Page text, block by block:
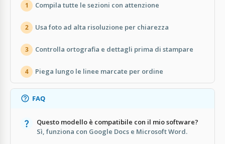
1 Compila tutte le sezioni con attenzione
2 Usa foto ad alta risoluzione per chiarezza
3 Controlla ortografia e dettagli prima di stampare
4 Piega lungo le linee marcate per ordine
FAQ
Questo modello è compatibile con il mio software?
Sì, funziona con Google Docs e Microsoft Word.